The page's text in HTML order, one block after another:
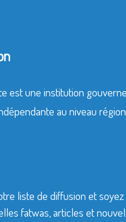
est une institution
au niveau
liste de diffusion et
fatwas, articles et